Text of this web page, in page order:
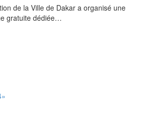
de la Ville de Dakar a organisé une
gratuite dédiée…
»